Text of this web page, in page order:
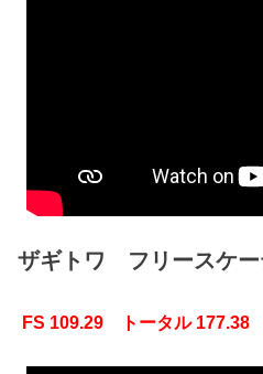
ザギトワ フリースケ
FS 109.29 トータル 177.38